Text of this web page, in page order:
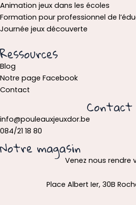
Animation jeux dans les écoles
Formation pour professionnel de
Journée jeux découverte
Ressources
Blog
Notre page Facebook
Contact
Contact
info@pouleauxjeuxdor.be
084/21 18 80
Notre magasin
Venez nous rendre
Place Albert Ier, 30B